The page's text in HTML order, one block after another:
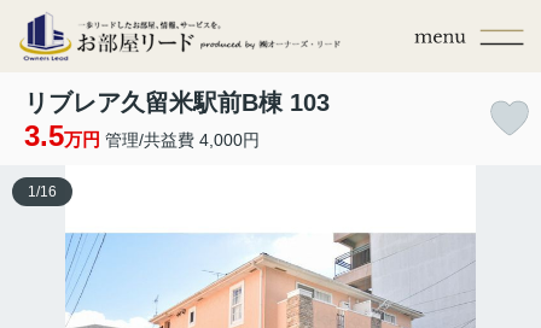
リブレア久留米駅前B棟 103
3.5万円 管理/共益費 4,000円
1 /16